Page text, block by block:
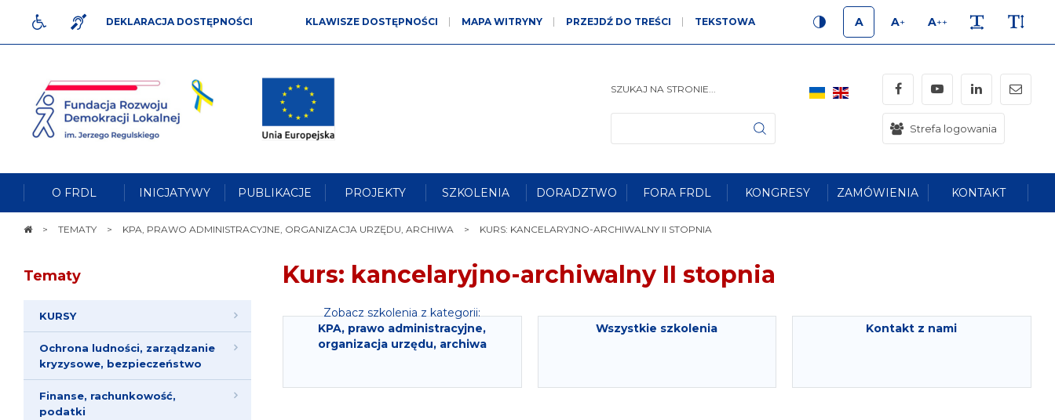
DLA NIEPEŁNOSPRAWNYCH
JĘZYK MIGOWY
DEKLARACJA DOSTĘPNOŚCI KLAWISZE DOSTĘPNOŚCI
Przejdź do treści:
Mapa witryny:
Wersja kontrastowa: ALT
Wyszukiwarka: ALT 5
MAPA WITRYNY PRZEJDŹ DO TREŚCI TEKSTOWA
KONTRAST
A A+ A++
ROZMIAR 3 ODSTĘPY WYSOKOŚĆ
Rozwoju
Demokracji
Lokalnej
im.
SZUKAJ NA STRONIE...
Szukaj
FacebookYouTubeLinkedIn
mail
Strefa logowania
O FRDL INICJATYWY PUBLIKACJE PROJEKTY SZKOLENIA DORADZTWO FORA FRDL KONGRESY ZAMÓWIENIA KONTAKT
STRONATEMATY KPA, PRAWO ADMINISTRACYJNE, ORGANIZACJA URZĘDU, ARCHIWA KURS: KANCELARYJNO-ARCHIWALNY II STOPNIA
Tematy
KURSY
Ochrona ludności, zarządzanie
kryzysowe, bezpieczeństwo
Finanse, rachunkowość,
podatki
Kurs: kancelaryjno-archiwalny II stopnia
Zobacz szkolenia z kategorii:
KPA, prawo administracyjne,
organizacja urzędu, archiwa
Wszystkie szkolenia Kontakt z nami